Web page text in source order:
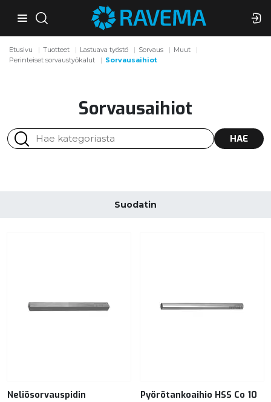
Etusivu Tuotteet Lastuava työstö Sorvaus
Muut
Perinteiset sorvaustyökalut
Sorvausaihiot
Sorvausaihiot
HAE
Suodatin
Neliösorvauspidin Pyörötankoaihio HSS Co 10